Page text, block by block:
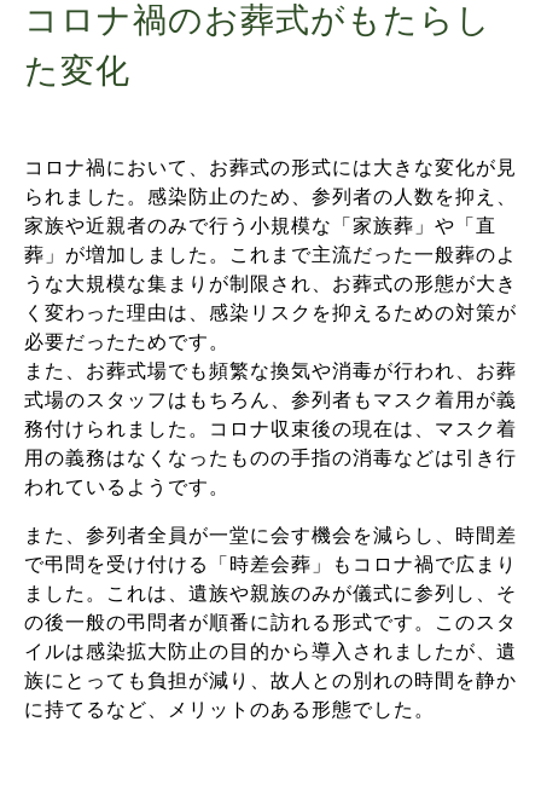
コロナ禍のお葬式がもたらし
た変化
コロナ禍において、お葬式の形式には大きな変化が見
られました。感染防止のため、参列者の人数を抑え、
家族や近親者のみで行う小規模な「家族葬」や「直
葬」が増加しました。これまで主流だった一般葬のよ
うな大規模な集まりが制限され、お葬式の形態が大き
く変わった理由は、感染リスクを抑えるための対策が
必要だったためです。
また、お葬式場でも頻繁な換気や消毒が行われ、お葬
式場のスタッフはもちろん、参列者もマスク着用が義
務付けられました。コロナ収束後の現在は、マスク着
用の義務はなくなったものの手指の消毒などは引き行
われているようです。
また、参列者全員が一堂に会す機会を減らし、時間差
で弔問を受け付ける「時差会葬」もコロナ禍で広まり
ました。これは、遺族や親族のみが儀式に参列し、そ
の後一般の弔問者が順番に訪れる形式です。このスタ
イルは感染拡大防止の目的から導入されましたが、遺
族にとっても負担が減り、故人との別れの時間を静か
に持てるなど、メリットのある形態でした。